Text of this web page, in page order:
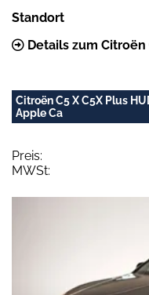
Standort
Details zum Citroën
Citroën C5 X C5X Plus
Apple Ca
Preis:
MWSt: